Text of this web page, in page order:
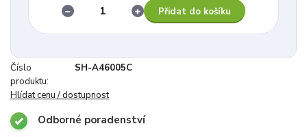
Přidat do košíku
Číslo
produktu:
SH-A46005C
Hlídat cenu / dostupnost
Odborné poradenství